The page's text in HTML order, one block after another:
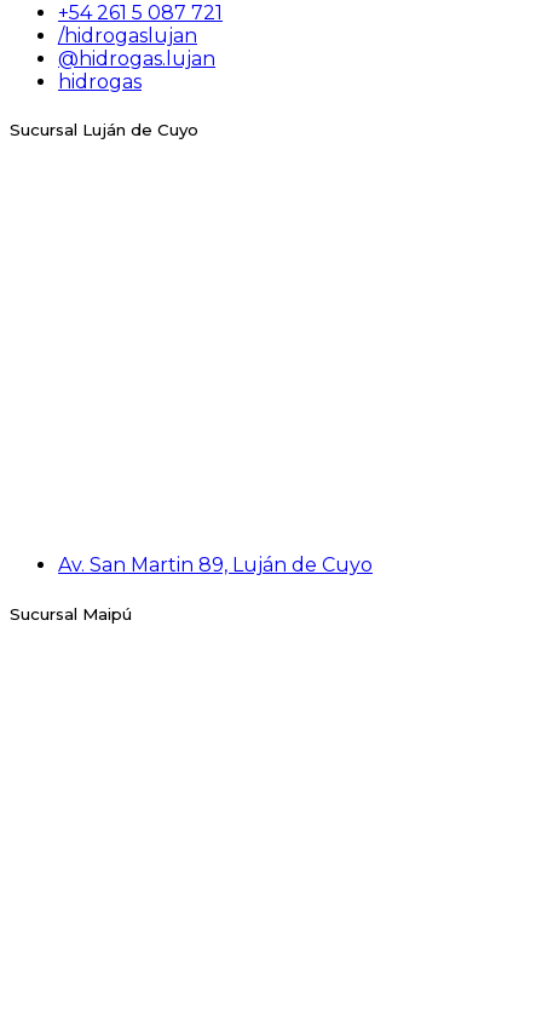
+54 261 5 087 721
/hidrogaslujan
@hidrogas.lujan
hidrogas
Sucursal Luján de Cuyo
Av. San Martin 89, Luján de Cuyo
Sucursal Maipú